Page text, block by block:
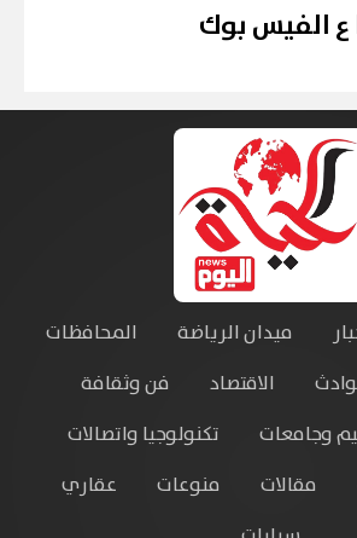
ع الفيس بوك
ميدان الرياضة
المحافظات
الاقتصاد
فن وثقافة
وجامعات
تكنولوجيا واتصالات
مقالات منوعات
عقاري